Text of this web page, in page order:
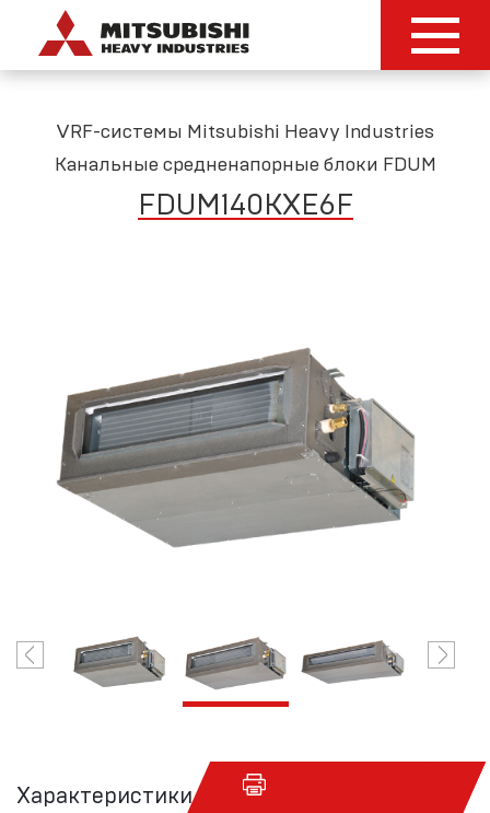
VRF-системы Mitsubishi Heavy Industries
Канальные средненапорные блоки FDUM
FDUM140KXE6F
Характеристики